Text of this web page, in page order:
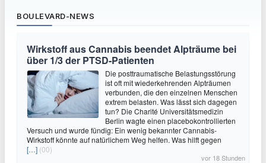
BOULEVARD-NEWS
Wirkstoff aus Cannabis beendet Alpträume bei
über 1/3 der PTSD-Patienten
Die posttraumatische Belastungsstörung
ist oft mit wiederkehrenden Alpträumen
verbunden, die den einzelnen Menschen
extrem belasten. Was lässt sich dagegen
tun? Die Charité Universitätsmedizin
Berlin wagte einen placebokontrollierten
Versuch und wurde fündig: Ein wenig bekannter Cannabis-
Wirkstoff könnte auf natürlichem Weg helfen. Was hilft gegen
[…] (00)
vor 18 Stunden